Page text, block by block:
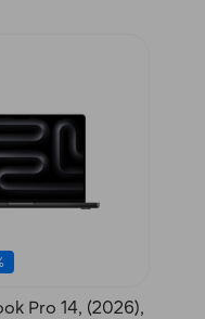
Pro 14, (2026),